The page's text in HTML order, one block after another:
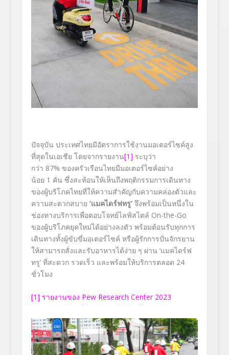
ปัจจุบัน ประเทศไทยมีอัตราการใช้งานมอเตอร์ไซค์สูง
ที่สุดในเอเชีย โดยจากรายงาน[1] ระบุว่า
กว่า 87% ของครัวเรือนไทยมีมอเตอร์ไซค์อย่าง
น้อย 1 คัน ซึ่งสะท้อนให้เห็นถึงพฤติกรรมการเดินทาง
ของผู้บริโภคไทยที่ให้ความสำคัญกับความคล่องตัวและ
ความสะดวกสบาย ‘แมคไดร์ฟทรู’จึงพร้อมเป็นหนึ่งใน
ช่องทางบริการเพื่อตอบโจทย์ไลฟ์สไตล์ On-the-Go
ของผู้บริโภคยุคใหม่ได้อย่างลงตัว พร้อมต้อนรับทุกการ
เดินทางทั้งผู้ขับขี่มอเตอร์ไซค์ หรือผู้รักการปั่นจักรยาน
ให้สามารถสั่งและรับอาหารได้ง่าย ๆ ผ่าน ‘แมคไดร์ฟ
ทรู’ที่สะดวก รวดเร็ว และพร้อมให้บริการตลอด 24
ชั่วโมง
[1] รายงานของ Pew Research Center 2023